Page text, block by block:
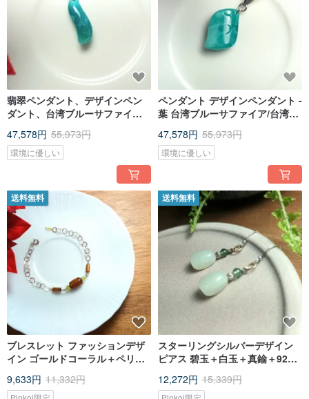
翡翠ペンダント、デザインペン
ダント、台湾ブルーサファイア
47,578円 55,973円
環境に優しい
ペンダント デザインペンダント -
葉 台湾ブルーサファイア/台湾ブ
47,578円 55,973円
環境に優しい
送料無料
ブレスレット ファッションデザ
イン ゴールドコーラル＋ペリド
9,633円 11,332円
送料無料
スターリングシルバーデザイン
ピアス 碧玉＋白玉＋真鍮＋925
シカルでエレガント/
12,272円 15,339円